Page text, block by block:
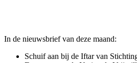
In de nieuwsbrief van deze maand:
Schuif aan bij de Iftar van